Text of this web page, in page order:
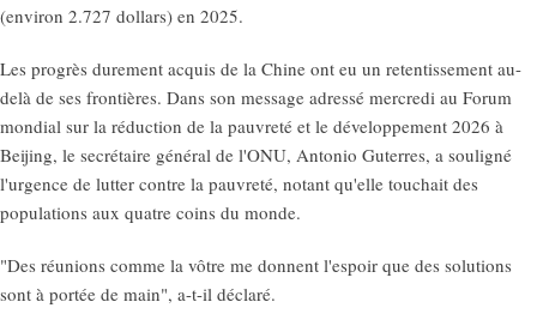
(environ 2.727 dollars) en 2025.
Les progrès durement acquis de la Chine ont eu un retentissement au-
delà de ses frontières. Dans son message adressé mercredi au Forum
mondial sur la réduction de la pauvreté et le développement 2026 à
Beijing, le secrétaire général de l'ONU, Antonio Guterres, a souligné
l'urgence de lutter contre la pauvreté, notant qu'elle touchait des
populations aux quatre coins du monde.
"Des réunions comme la vôtre me donnent l'espoir que des solutions
sont à portée de main", a-t-il déclaré.